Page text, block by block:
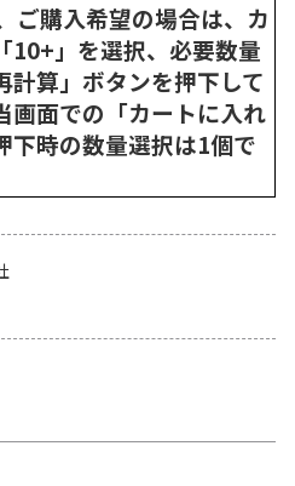
ご購入希望の場合は、カ
10+」を選択、必要数量
計算」ボタンを押下して
画面での「カートに入れ
下時の数量選択は1個で